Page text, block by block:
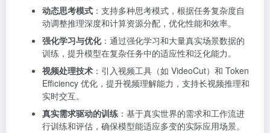
动态思考模式 ：支持多种思考模式，根据任务复杂度自
动调整推理深度和计算资源分配，优化性能和效率。
强化学习与优化：通过强化学习和大量真实场景数据的
训练，提升模型在复杂任务中的适应性和泛化能力。
视频处理技术 ：引入视频工具（如 VideoCut）和 Token
Efficiency 优化，提升视频理解能力，支持长视频推理和
实时交互。
真实需求驱动的训练 ：基于真实世界的需求和工作流进
行训练和评估，确保模型能适应多变的实际应用场景。